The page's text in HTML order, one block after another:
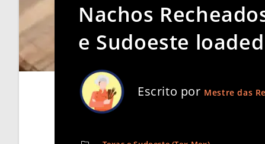
Nachos
e Sudoeste
Escrito por Mestre das